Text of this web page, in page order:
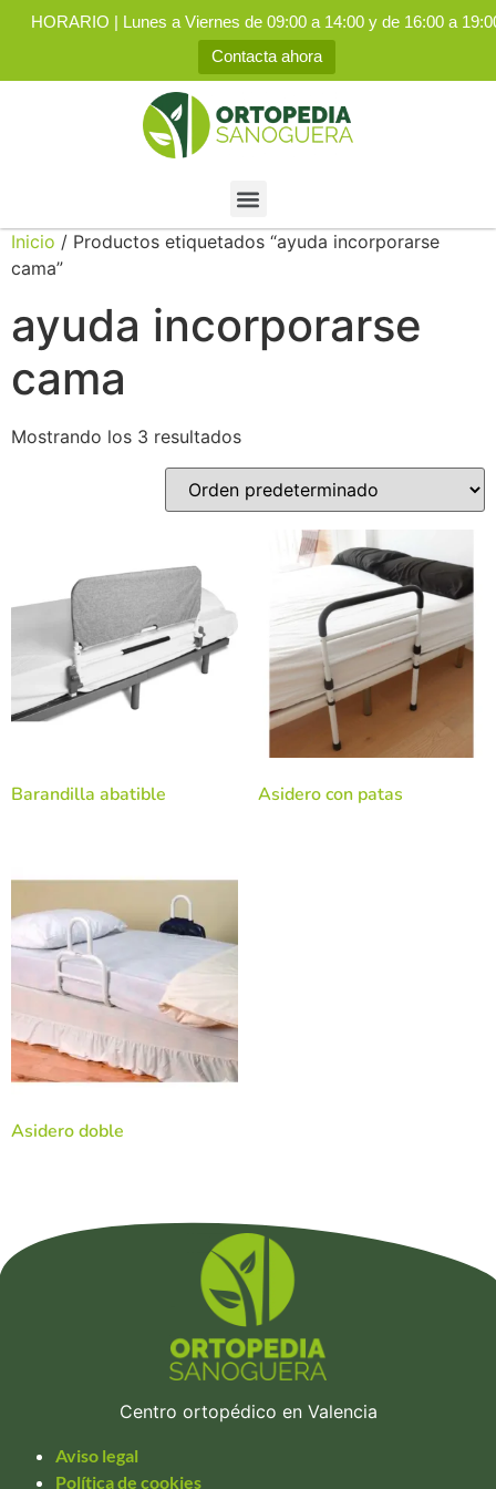
HORARIO | Lunes a Viernes de 09:00 a 14:00 y de 16:00 a
Contacta ahora
Inicio / Productos etiquetados “ayuda incorporarse
cama”
ayuda incorporarse
cama
Mostrando los 3 resultados
Barandilla abatible Asidero con patas
Asidero doble
Centro ortopédico en Valencia
Aviso legal
Política de cookies